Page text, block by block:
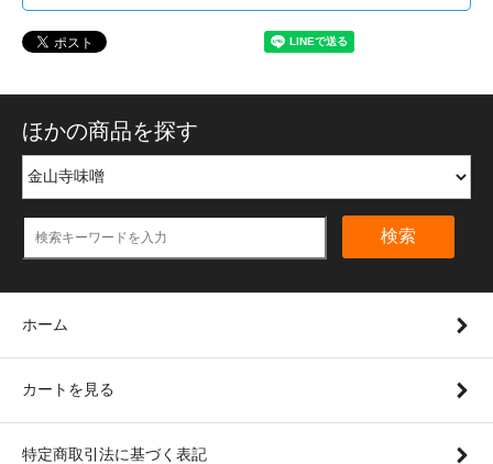
ほかの商品を探す
検索
ホーム
カートを見る
特定商取引法に基づく表記